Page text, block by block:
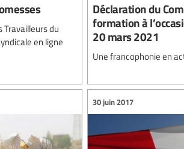
du
en ligne
Déclaration du
formation à
20 mars 2021
Une francophonie en
30 juin 2017